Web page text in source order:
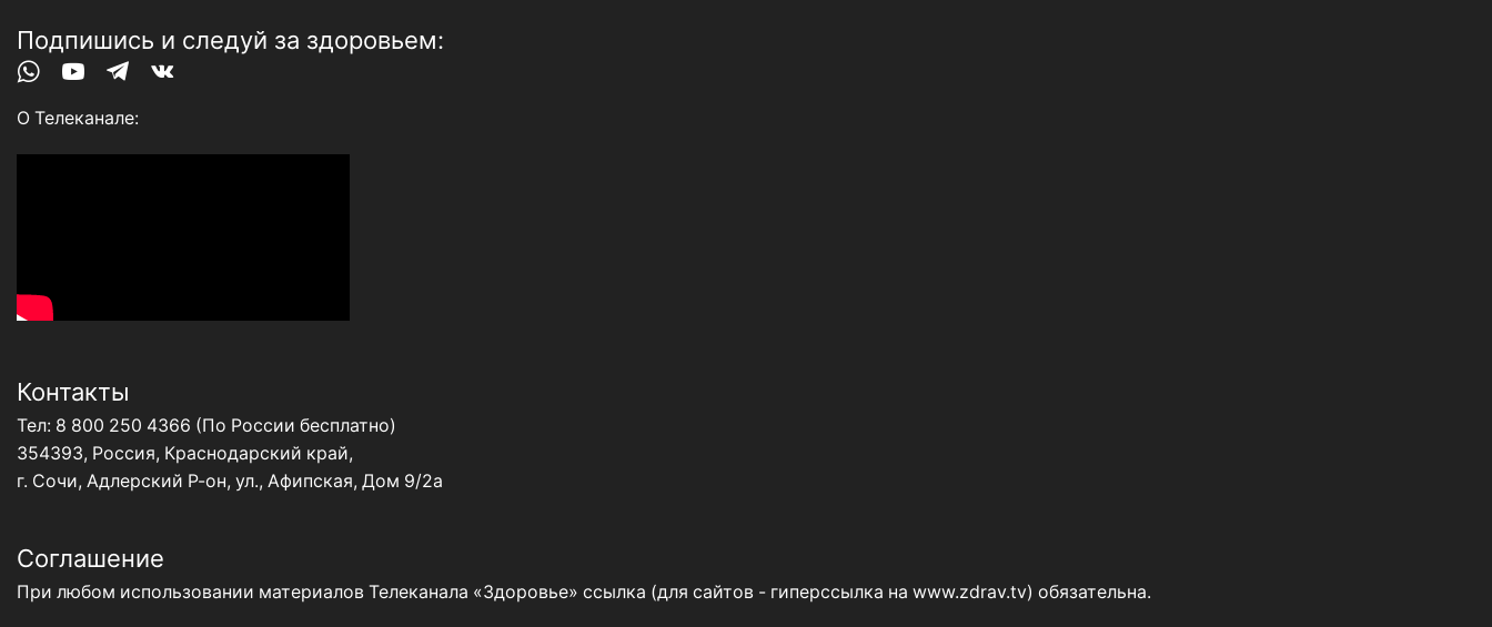
Подпишись и следуй за здоровьем:
Whatsapp
YoutubeTelegram
О Телеканале:
Контакты
Тел: 8 800 250 4366 (По России бесплатно)
354393, Россия, Краснодарский край,
г. Сочи, Адлерский Р-он, ул., Афипская, Дом 9/2а
Соглашение
При любом использовании материалов Телеканала «Здоровье» ссылка (для сайтов - гиперссылка на www.zdrav.tv) обязательна.